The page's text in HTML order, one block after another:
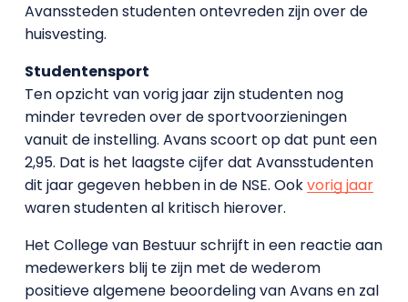
Avanssteden studenten ontevreden zijn over de
huisvesting.
Studentensport
Ten opzicht van vorig jaar zijn studenten nog
minder tevreden over de sportvoorzieningen
vanuit de instelling. Avans scoort op dat punt een
2,95. Dat is het laagste cijfer dat Avansstudenten
dit jaar gegeven hebben in de NSE. Ookvorig jaar
waren studenten al kritisch hierover.
Het College van Bestuur schrijft in een reactie aan
medewerkers blij te zijn met de wederom
positieve algemene beoordeling van Avans en zal